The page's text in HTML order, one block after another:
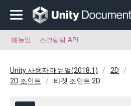
매뉴얼 스크립팅 API
Unity 사용자 매뉴얼(2018.1) 2D
2D 조인트
타겟 조인트 2D